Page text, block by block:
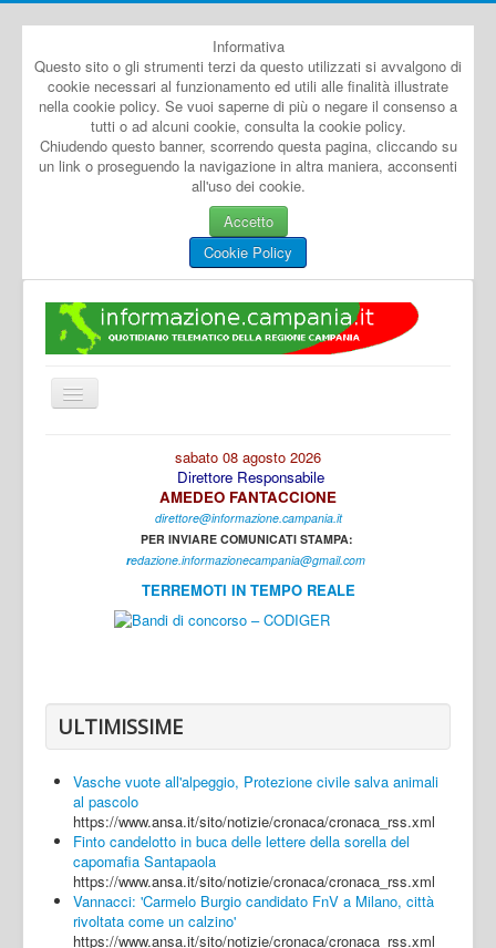
Informativa
Questo sito o gli strumenti terzi da questo utilizzati si avvalgono di
cookie necessari al funzionamento ed utili alle finalità illustrate
nella cookie policy. Se vuoi saperne di più o negare il consenso a
tutti o ad alcuni cookie, consulta la cookie policy.
Chiudendo questo banner, scorrendo questa pagina, cliccando su
un link o proseguendo la navigazione in altra maniera, acconsenti
all'uso dei cookie.
Accetto
Cookie Policy
Cambia
navigazione
Caserta
Napoli
Salerno
Login
sabato 08 agosto 2026
Direttore Responsabile
AMEDEO FANTACCIONE
direttore@informazione.campania.it
PER INVIARE COMUNICATI STAMPA:
redazione.informazionecampania@gmail.com
TERREMOTI IN TEMPO REALE
ULTIMISSIME
Vasche vuote all'alpeggio, Protezione civile salva animali
al pascolo
https://www.ansa.it/sito/notizie/cronaca/cronaca_rss.xml
Finto candelotto in buca delle lettere della sorella del
capomafia Santapaola
https://www.ansa.it/sito/notizie/cronaca/cronaca_rss.xml
Vannacci: 'Carmelo Burgio candidato FnV a Milano, città
rivoltata come un calzino'
https://www.ansa.it/sito/notizie/cronaca/cronaca_rss.xml